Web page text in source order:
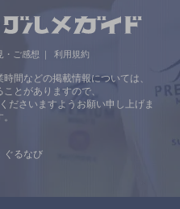
・ご感想 利用規約
間などの掲載情報については、
とがありますので、
ださいますようお願い申し上げま
ぐるなび